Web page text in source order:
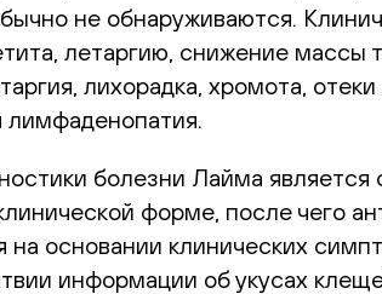
не обнаруживаются.
летаргию, снижение
лихорадка, хромота,
болезни Лайма
форме, после чего
на основании клинических
информации об укусах